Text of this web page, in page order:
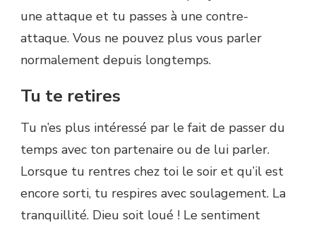
une attaque et tu passes à une contre-
attaque. Vous ne pouvez plus vous parler
normalement depuis longtemps.
Tu te retires
Tu n’es plus intéressé par le fait de passer du
temps avec ton partenaire ou de lui parler.
Lorsque tu rentres chez toi le soir et qu’il est
encore sorti, tu respires avec soulagement. La
tranquillité. Dieu soit loué ! Le sentiment